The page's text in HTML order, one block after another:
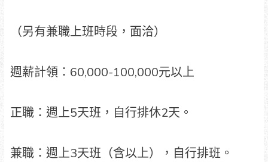
（另有兼職上班時段，面洽）
週薪計領：60,000-100,000元以上
正職：週上5天班，自行排休2天。
兼職：週上3天班（含以上），自行排班。